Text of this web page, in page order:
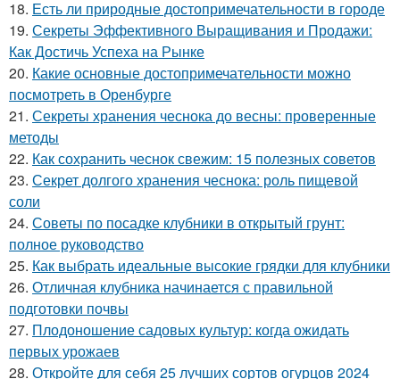
18. Есть ли природные достопримечательности в городе
19. Секреты Эффективного Выращивания и Продажи:
Как Достичь Успеха на Рынке
20. Какие основные достопримечательности можно
посмотреть в Оренбурге
21. Секреты хранения чеснока до весны: проверенные
методы
22. Как сохранить чеснок свежим: 15 полезных советов
23. Секрет долгого хранения чеснока: роль пищевой
соли
24. Советы по посадке клубники в открытый грунт:
полное руководство
25. Как выбрать идеальные высокие грядки для клубники
26. Отличная клубника начинается с правильной
подготовки почвы
27. Плодоношение садовых культур: когда ожидать
первых урожаев
28. Откройте для себя 25 лучших сортов огурцов 2024